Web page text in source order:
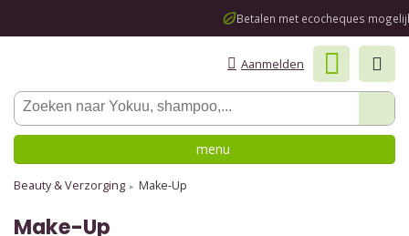
Betalen met ecocheques mogelijk
Aanmelden
menu
Beauty & Verzorging Make-Up
Make-Up